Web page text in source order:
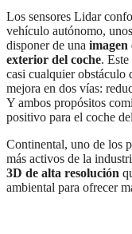
Los sensores Lidar
vehículo autónomo,
disponer de una imagen
exterior del coche.
casi cualquier obstáculo
mejora en dos vías:
Y ambos propósitos
positivo para el coche
Continental, uno de los
más activos de la
3D de alta resolución
ambiental para ofrecer